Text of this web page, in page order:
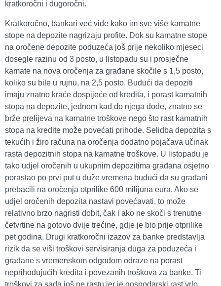
kratkoročni i dugoročni.
Kratkoročno, bankari već vide kako im sve više kamatne
stope na depozite nagrizaju profite. Dok su kamatne stope
na oročene depozite poduzeća još prije nekoliko mjeseci
dosegle razinu od 3 posto, u listopadu su i prosječne
kamate na nova oročenja za građane skočile s 1,5 posto,
koliko su bile u rujnu, na 2,5 posto. Budući da depoziti
imaju znatno kraće dospijeće od kredita, i porast kamatnih
stopa na depozite, jednom kad do njega dođe, znatno se
brže prelijeva na kamatne troškove nego što rast kamatnih
stopa na kredite može povećati prihode. Selidba depozita s
tekućih i žiro računa na oročenja dodatno pojačava učinak
rasta depozitnih stopa na kamatne troškove. U listopadu je
tako udjel oročenih u ukupnim depozitima građana osjetno
porastao po prvi put u duže vremena budući da su građani
prebacili na oročenja otprilike 600 milijuna eura. Ako se
udjel oročenih depozita nastavi povećavati, to može
relativno brzo nagristi dobit, čak i ako ne skoči s trenutne
četvrtine na gotovo dvije trećine, gdje je bio prije otprilike
pet godina. Drugi kratkoročni izazov za banke predstavlja
rizik da se viši troškovi servisiranja duga za poduzeća i
građane s vremenskom odgodom odraze na porast
neprihodujućih kredita i povezanih troškova za banke. Ti
troškovi za sada još ne rastu jer je gospodarski rast vrlo